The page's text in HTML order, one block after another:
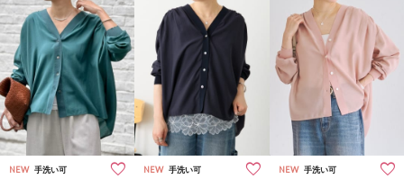
NEW 手洗い可 NEW 手洗い可 NEW 手洗い可